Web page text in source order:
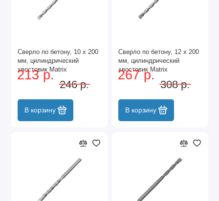
Сверло по бетону, 10 х 200
мм, цилиндрический
хвостовик Matrix
213 р.
246 р.
В корзину
Сверло по бетону, 12 х 200
мм, цилиндрический
хвостовик Matrix
267 р.
308 р.
В корзину